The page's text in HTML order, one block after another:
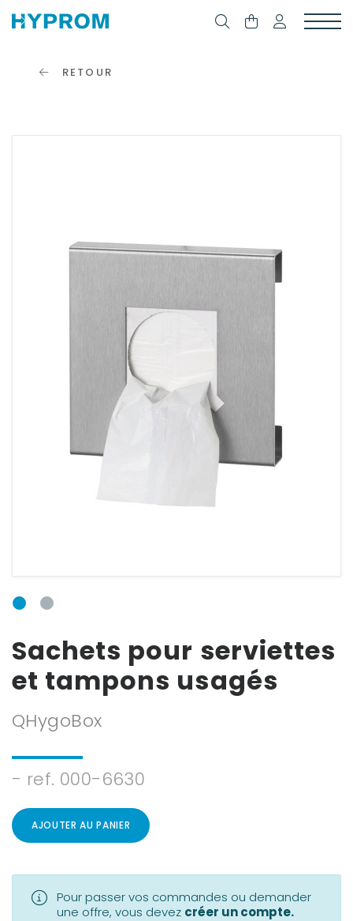
RETOUR
Sachets pour serviettes
et tampons usagés
QHygoBox
- ref. 000-6630
AJOUTER AU PANIER
CONNECTER
Mot de passe
Pour passer vos commandes ou demander
une offre, vous devez créer un compte.